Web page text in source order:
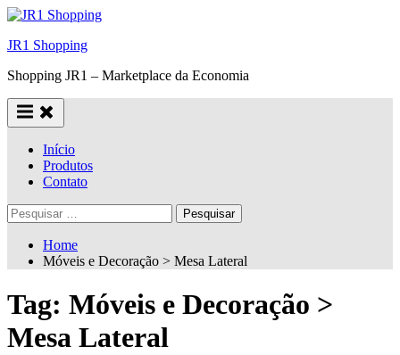
Skip
content
JR1 Shopping
Shopping JR1 – Marketplace da Economia
Início
Produtos
Contato
Pesquisar
por:
Home
Móveis e Decoração > Mesa Lateral
Tag: Móveis e Decoração >
Mesa Lateral